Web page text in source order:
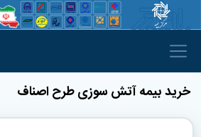
خرید بیمه آتش سوزی طرح اصناف